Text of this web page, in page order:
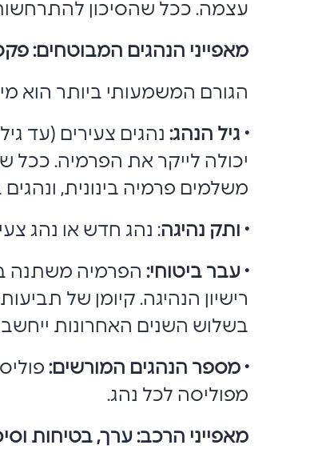
עצמה. ככל שהסיכון להתרחשות
מאפייני הנהגים המבוטחים:
הגורם המשמעותי ביותר הוא
• גיל הנהג:
משלמים פרמיה בינונית, ונהגים בני 30 פלוס משלמים פרמיה נמוכה יותר. בדרך כלל, אחרי גיל 60, הפרמיה
• ותק נהיגה: נהג חדש או נהג
• עבר ביטוחי: הפרמיה משתנה
רישיון הנהיגה. קיומן של
בשלוש השנים האחרונות
• מספר הנהגים המורשים:
מפוליסה לכל נהג.
מאפייני הרכב: ערך, בטיחות